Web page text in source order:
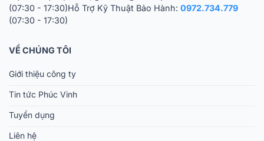
(07:30 - 17:30)Hỗ Trợ Kỹ Thuật Bảo Hành: 0972.734.779
(07:30 - 17:30)
VỀ CHÚNG TÔI
Giới thiệu công ty
Tin tức Phúc Vinh
Tuyển dụng
Liên hệ